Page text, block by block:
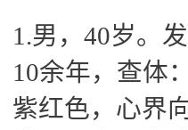
1.男，40岁。
10余年，查体
紫红色，心界